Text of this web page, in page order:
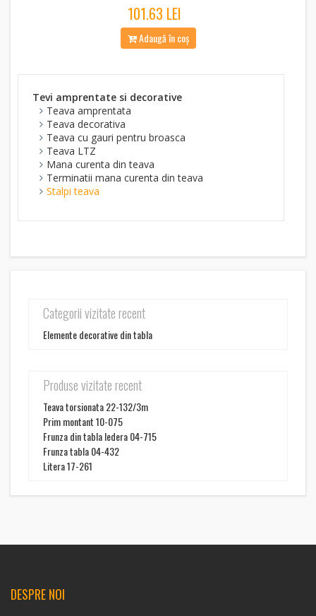
101.63 LEI
Adaugă în coș
Tevi amprentate si decorative
Teava amprentata
Teava decorativa
Teava cu gauri pentru broasca
Teava LTZ
Mana curenta din teava
Terminatii mana curenta din teava
Stalpi teava
Categorii vizitate recent
Elemente decorative din tabla
Produse vizitate recent
Teava torsionata 22-132/3m
Prim montant 10-075
Frunza din tabla Iedera 04-715
Frunza tabla 04-432
Litera 17-261
DESPRE NOI